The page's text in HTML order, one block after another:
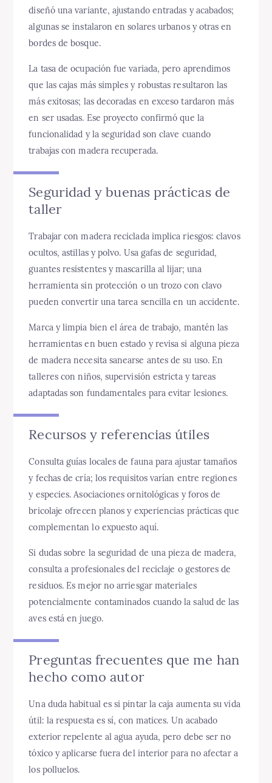
diseñó una variante, ajustando entradas y acabados;
algunas se instalaron en solares urbanos y otras en
bordes de bosque.
La tasa de ocupación fue variada, pero aprendimos
que las cajas más simples y robustas resultaron las
más exitosas; las decoradas en exceso tardaron más
en ser usadas. Ese proyecto confirmó que la
funcionalidad y la seguridad son clave cuando
trabajas con madera recuperada.
Seguridad y buenas prácticas de
taller
Trabajar con madera reciclada implica riesgos: clavos
ocultos, astillas y polvo. Usa gafas de seguridad,
guantes resistentes y mascarilla al lijar; una
herramienta sin protección o un trozo con clavo
pueden convertir una tarea sencilla en un accidente.
Marca y limpia bien el área de trabajo, mantén las
herramientas en buen estado y revisa si alguna pieza
de madera necesita sanearse antes de su uso. En
talleres con niños, supervisión estricta y tareas
adaptadas son fundamentales para evitar lesiones.
Recursos y referencias útiles
Consulta guías locales de fauna para ajustar tamaños
y fechas de cría; los requisitos varían entre regiones
y especies. Asociaciones ornitológicas y foros de
bricolaje ofrecen planos y experiencias prácticas que
complementan lo expuesto aquí.
Si dudas sobre la seguridad de una pieza de madera,
consulta a profesionales del reciclaje o gestores de
residuos. Es mejor no arriesgar materiales
potencialmente contaminados cuando la salud de las
aves está en juego.
Preguntas frecuentes que me han
hecho como autor
Una duda habitual es si pintar la caja aumenta su vida
útil: la respuesta es sí, con matices. Un acabado
exterior repelente al agua ayuda, pero debe ser no
tóxico y aplicarse fuera del interior para no afectar a
los polluelos.